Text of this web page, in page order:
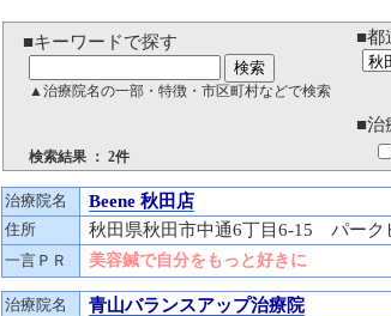
■キーワードで探す
▲治療院名の一部・特徴・市区町村などで検索
■都
検索結果 ： 2件
■治
治療院名 Beene 秋田店
住所 秋田県秋田市中通6丁目6-15 パーク
一言ＰＲ 美容鍼で自分をもっと好きに
治療院名 青山バランスアップ治療院